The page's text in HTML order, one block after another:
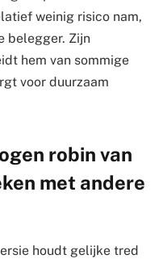
weinig risico nam,
belegger. Zijn
hem van sommige
voor duurzaam
robin van
met andere
houdt gelijke tred